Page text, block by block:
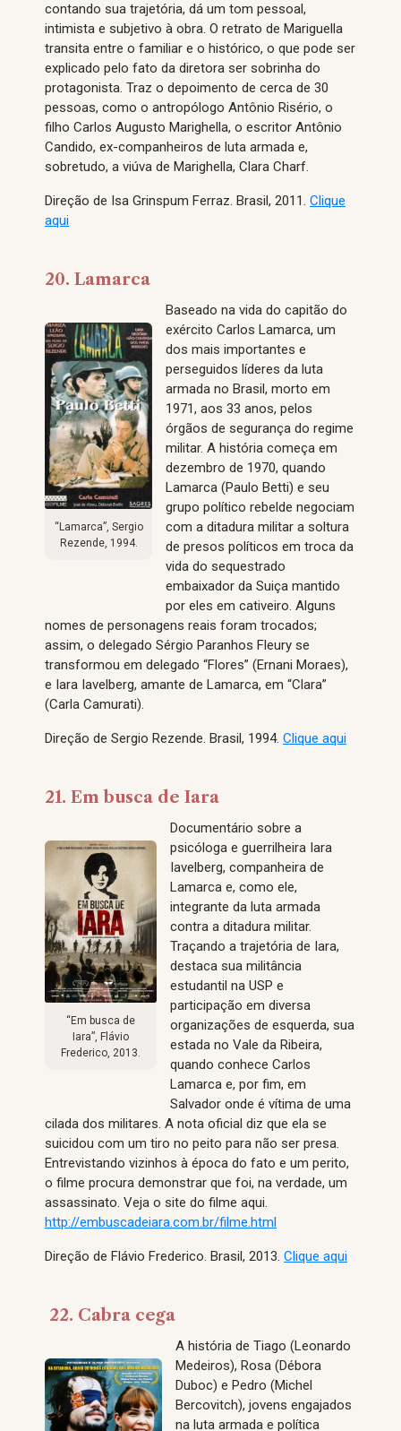
contando sua trajetória, dá um tom pessoal,
intimista e subjetivo à obra. O retrato de Mariguella
transita entre o familiar e o histórico, o que pode ser
explicado pelo fato da diretora ser sobrinha do
protagonista. Traz o depoimento de cerca de 30
pessoas, como o antropólogo Antônio Risério, o
filho Carlos Augusto Marighella, o escritor Antônio
Candido, ex-companheiros de luta armada e,
sobretudo, a viúva de Marighella, Clara Charf.
Direção de Isa Grinspum Ferraz. Brasil, 2011. Clique
aqui
20. Lamarca
“Lamarca”, Sergio
Rezende, 1994.
Baseado na vida do capitão do
exército Carlos Lamarca, um
dos mais importantes e
perseguidos líderes da luta
armada no Brasil, morto em
1971, aos 33 anos, pelos
órgãos de segurança do regime
militar. A história começa em
dezembro de 1970, quando
Lamarca (Paulo Betti) e seu
grupo político rebelde negociam
com a ditadura militar a soltura
de presos políticos em troca da
vida do sequestrado
embaixador da Suiça mantido
por eles em cativeiro. Alguns
nomes de personagens reais foram trocados;
assim, o delegado Sérgio Paranhos Fleury se
transformou em delegado “Flores” (Ernani Moraes),
e Iara Iavelberg, amante de Lamarca, em “Clara”
(Carla Camurati).
Direção de Sergio Rezende. Brasil, 1994. Clique aqui
21. Em busca de Iara
“Em busca de
Iara”, Flávio
Frederico, 2013.
Documentário sobre a
psicóloga e guerrilheira Iara
Iavelberg, companheira de
Lamarca e, como ele,
integrante da luta armada
contra a ditadura militar.
Traçando a trajetória de Iara,
destaca sua militância
estudantil na USP e
participação em diversa
organizações de esquerda, sua
estada no Vale da Ribeira,
quando conhece Carlos
Lamarca e, por fim, em
Salvador onde é vítima de uma
cilada dos militares. A nota oficial diz que ela se
suicidou com um tiro no peito para não ser presa.
Entrevistando vizinhos à época do fato e um perito,
o filme procura demonstrar que foi, na verdade, um
assassinato. Veja o site do filme aqui.
http://embuscadeiara.com.br/filme.html
Direção de Flávio Frederico. Brasil, 2013. Clique aqui
22. Cabra cega
A história de Tiago (Leonardo
Medeiros), Rosa (Débora
Duboc) e Pedro (Michel
Bercovitch), jovens engajados
na luta armada e política